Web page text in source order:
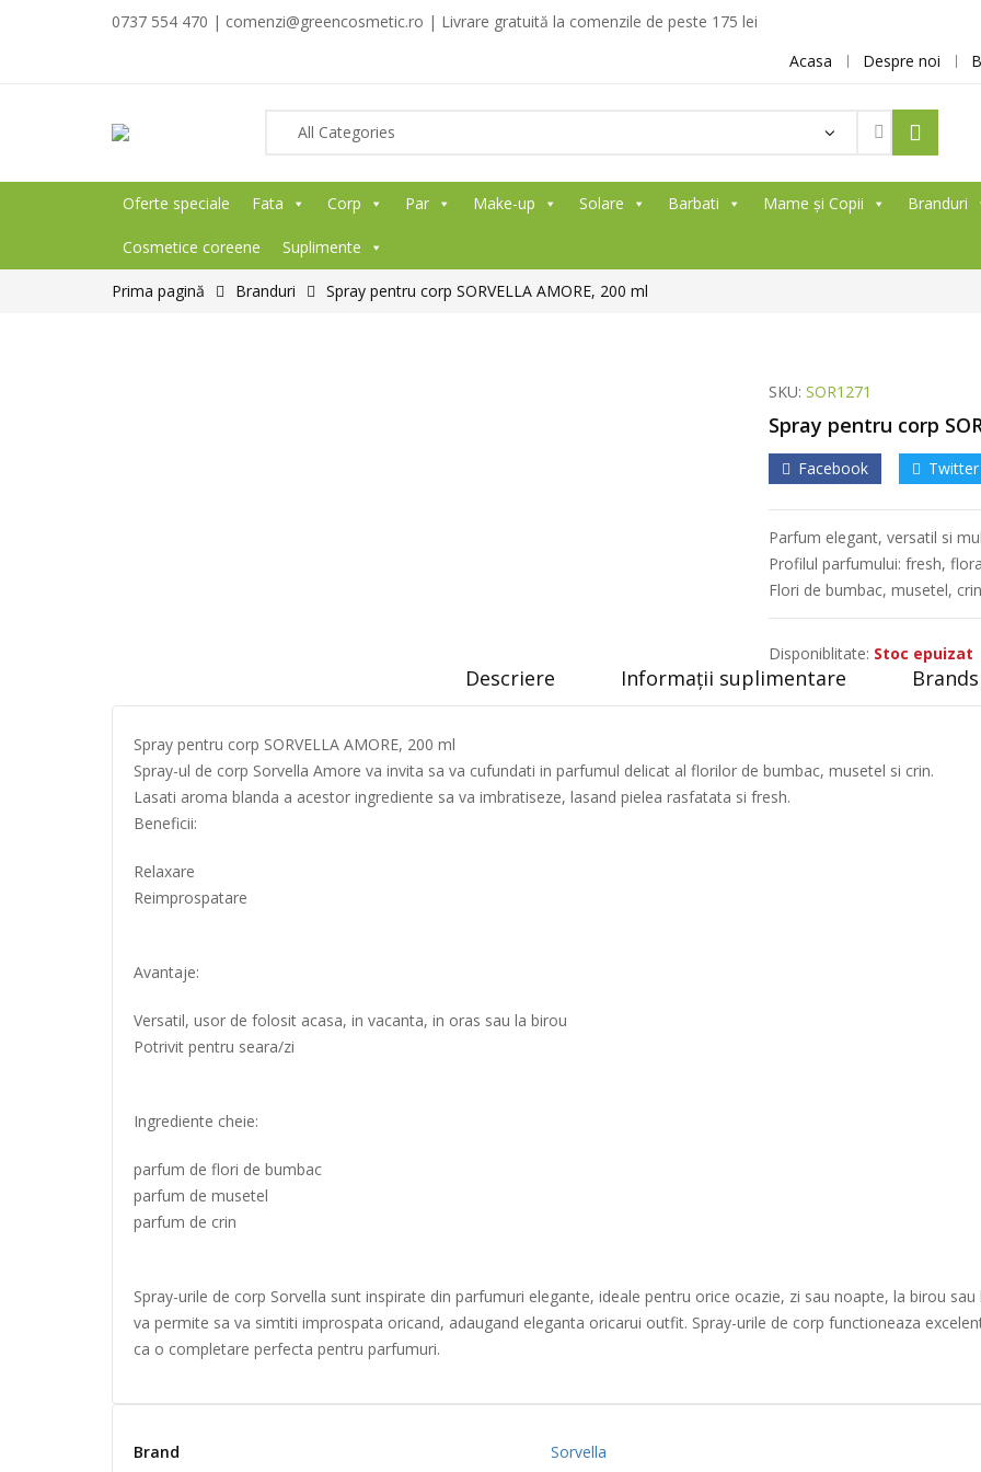
0737 554 470 | comenzi@greencosmetic.ro | Livrare gratuită la comenzile de peste 175 lei
Acasa
Despre noi
Oferte speciale Fata Corp Par Make-up Solare Barbati Mame și Copii Branduri
Cosmetice coreene Suplimente
Prima pagină Branduri Spray pentru corp SORVELLA AMORE, 200 ml
SKU: SOR1271
Spray pentru corp
Facebook Twitter
Parfum elegant, versatil si
Profilul parfumului: fresh,
Flori de bumbac, musetel, crin
Disponiblitate: Stoc epuizat
Descriere Informații suplimentare
Spray pentru corp SORVELLA AMORE, 200 ml
Spray-ul de corp Sorvella Amore va invita sa va cufundati in parfumul delicat al florilor de bumbac, musetel si crin.
Lasati aroma blanda a acestor ingrediente sa va imbratiseze, lasand pielea rasfatata si fresh.
Beneficii:
Relaxare
Reimprospatare
Avantaje:
Versatil, usor de folosit acasa, in vacanta, in oras sau la birou
Potrivit pentru seara/zi
Ingrediente cheie:
parfum de flori de bumbac
parfum de musetel
parfum de crin
Spray-urile de corp Sorvella sunt inspirate din parfumuri elegante, ideale pentru orice ocazie, zi sau noapte, la birou
va permite sa va simtiti improspata oricand, adaugand eleganta oricarui outfit. Spray-urile de corp functioneaza
ca o completare perfecta pentru parfumuri.
Brand Sorvella